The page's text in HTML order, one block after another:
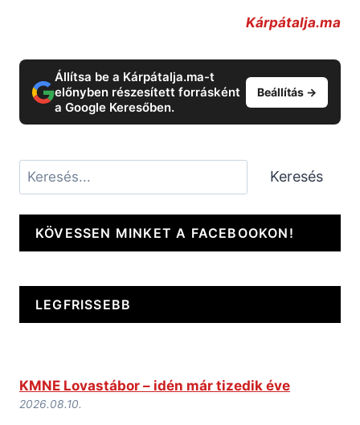
Kárpátalja.ma
Állítsa be a Kárpátalja.ma-t
előnyben részesített forrásként
a Google Keresőben.
Beállítás →
Keresés Keresés
KÖVESSEN MINKET A FACEBOOKON!
LEGFRISSEBB
KMNE Lovastábor – idén már tizedik éve
2026.08.10.